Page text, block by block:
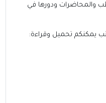
والمحاضرات ودورها في
يمكنكم تحميل وقراءة: